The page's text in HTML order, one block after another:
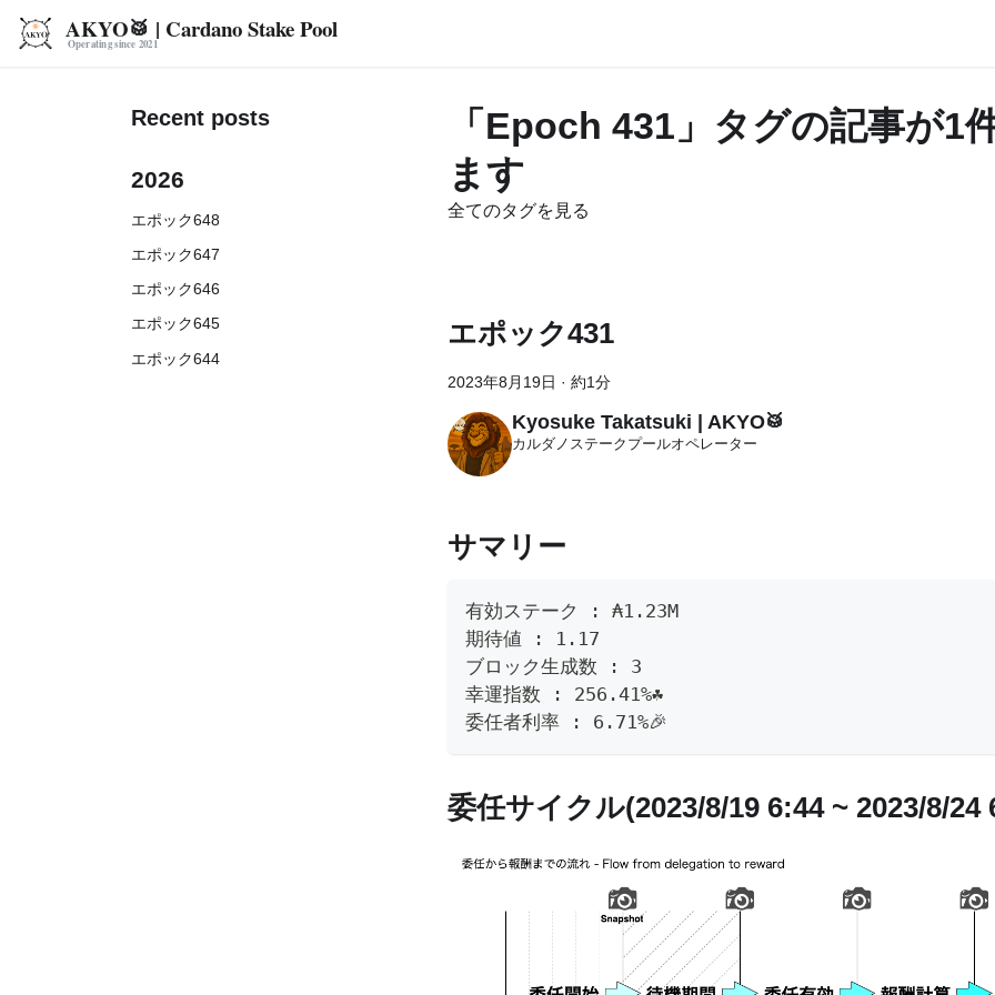
AKYO🥁 | Cardano Stake Pool
Recent posts
2026
エポック648
エポック647
エポック646
エポック645
エポック644
「Epoch 431」タグの記事が1
ます
全てのタグを見る
エポック431
2023年8月19日 · 約1分
Kyosuke Takatsuki | AKYO🥁
カルダノステークプールオペレーター
サマリー
有効ステーク : ₳1.23M
期待値 : 1.17
ブロック生成数 : 3
幸運指数 : 256.41%☘️
委任者利率 : 6.71%🎉
委任サイクル(2023/8/19 6:44 ~ 2023/8/24